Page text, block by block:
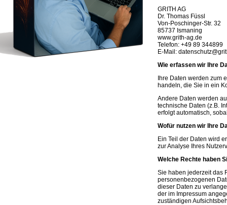
GRITH AG
Dr. Thomas Füssl
Von-Poschinger-Str. 32
85737 Ismaning
www.grith-ag.de
Telefon: +49 89 344899
E-Mail:
Wie erfassen wir Ihre
Ihre Daten werden zum
handeln, die Sie in ein
Andere Daten werden
technische Daten (z.B.
erfolgt automatisch,
Wofür nutzen wir Ihre
Ein Teil der Daten wird
zur Analyse Ihres
Welche Rechte haben
Sie haben jederzeit das
personenbezogenen
dieser Daten zu
der im Impressum
zuständigen